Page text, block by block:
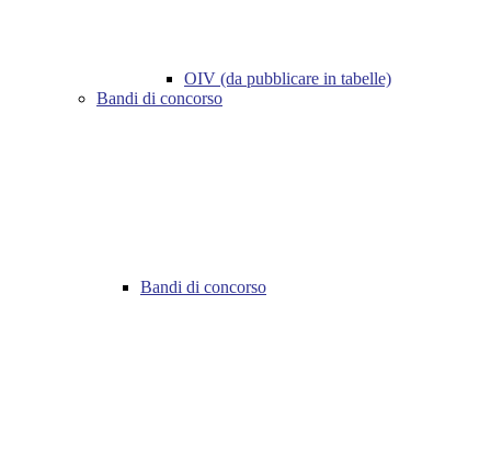
OIV (da pubblicare in tabelle)
Bandi di concorso
Bandi di concorso